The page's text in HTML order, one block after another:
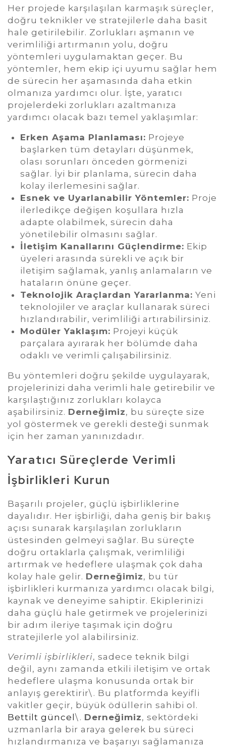
Her projede karşılaşılan karmaşık süreçler,
doğru teknikler ve stratejilerle daha basit
hale getirilebilir. Zorlukları aşmanın ve
verimliliği artırmanın yolu, doğru
yöntemleri uygulamaktan geçer. Bu
yöntemler, hem ekip içi uyumu sağlar hem
de sürecin her aşamasında daha etkin
olmanıza yardımcı olur. İşte, yaratıcı
projelerdeki zorlukları azaltmanıza
yardımcı olacak bazı temel yaklaşımlar:
Erken Aşama Planlaması: Projeye
başlarken tüm detayları düşünmek,
olası sorunları önceden görmenizi
sağlar. İyi bir planlama, sürecin daha
kolay ilerlemesini sağlar.
Esnek ve Uyarlanabilir Yöntemler: Proje
ilerledikçe değişen koşullara hızla
adapte olabilmek, sürecin daha
yönetilebilir olmasını sağlar.
İletişim Kanallarını Güçlendirme: Ekip
üyeleri arasında sürekli ve açık bir
iletişim sağlamak, yanlış anlamaların ve
hataların önüne geçer.
Teknolojik Araçlardan Yararlanma: Yeni
teknolojiler ve araçlar kullanarak süreci
hızlandırabilir, verimliliği artırabilirsiniz.
Modüler Yaklaşım: Projeyi küçük
parçalara ayırarak her bölümde daha
odaklı ve verimli çalışabilirsiniz.
Bu yöntemleri doğru şekilde uygulayarak,
projelerinizi daha verimli hale getirebilir ve
karşılaştığınız zorlukları kolayca
aşabilirsiniz. Derneğimiz, bu süreçte size
yol göstermek ve gerekli desteği sunmak
için her zaman yanınızdadır.
Yaratıcı Süreçlerde Verimli
İşbirlikleri Kurun
Başarılı projeler, güçlü işbirliklerine
dayalıdır. Her işbirliği, daha geniş bir bakış
açısı sunarak karşılaşılan zorlukların
üstesinden gelmeyi sağlar. Bu süreçte
doğru ortaklarla çalışmak, verimliliği
artırmak ve hedeflere ulaşmak çok daha
kolay hale gelir. Derneğimiz, bu tür
işbirlikleri kurmanıza yardımcı olacak bilgi,
kaynak ve deneyime sahiptir. Ekiplerinizi
daha güçlü hale getirmek ve projelerinizi
bir adım ileriye taşımak için doğru
stratejilerle yol alabilirsiniz.
Verimli işbirlikleri, sadece teknik bilgi
değil, aynı zamanda etkili iletişim ve ortak
hedeflere ulaşma konusunda ortak bir
anlayış gerektirir\. Bu platformda keyifli
vakitler geçir, büyük ödüllerin sahibi ol.
Bettilt güncel\. Derneğimiz, sektördeki
uzmanlarla bir araya gelerek bu süreci
hızlandırmanıza ve başarıyı sağlamanıza